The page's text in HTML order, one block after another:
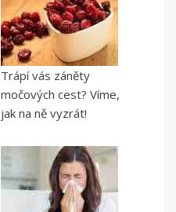
Trápí vás záněty
močových cest? Víme,
jak na ně vyzrát!